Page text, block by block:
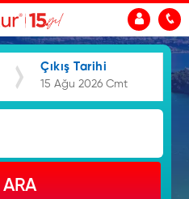
Çıkış Tarihi
ARA